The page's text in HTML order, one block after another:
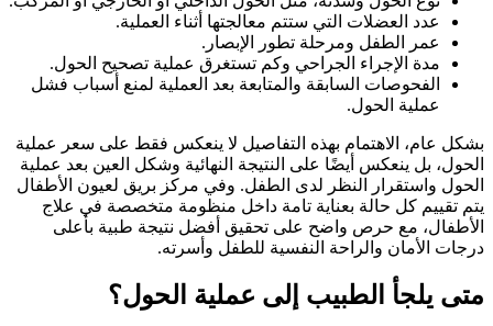
عدد العضلات التي ستتم معالجتها أثناء العملية.
عمر الطفل ومرحلة تطور الإبصار.
مدة الإجراء الجراحي وكم تستغرق عملية تصحيح الحول.
الفحوصات السابقة والمتابعة بعد العملية لمنع أسباب فشل
عملية الحول.
بشكل عام، الاهتمام بهذه التفاصيل لا ينعكس فقط على سعر عملية
الحول، بل ينعكس أيضًا على النتيجة النهائية وشكل العين بعد عملية
الحول واستقرار النظر لدى الطفل. وفي مركز بريق لعيون الأطفال
يتم تقييم كل حالة بعناية تامة داخل منظومة متخصصة في علاج
الأطفال، مع حرص واضح على تحقيق أفضل نتيجة طبية بأعلى
درجات الأمان والراحة النفسية للطفل وأسرته.
متى يلجأ الطبيب إلى عملية الحول؟